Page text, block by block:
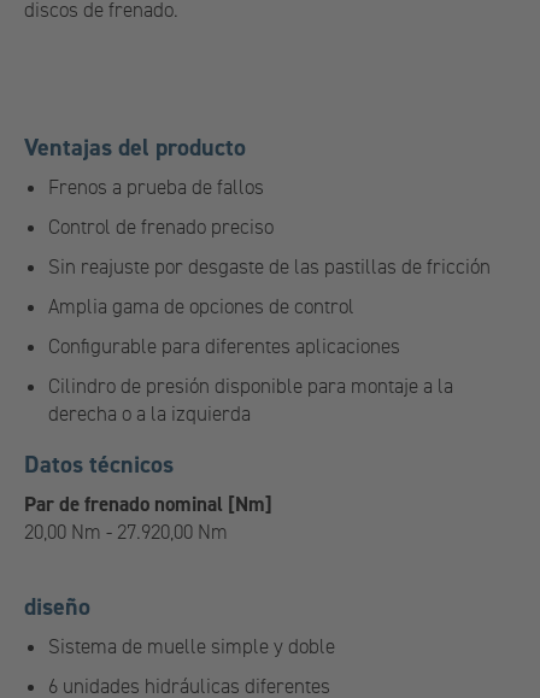
discos de frenado.
Ventajas del producto
Frenos a prueba de fallos
Control de frenado preciso
Sin reajuste por desgaste de las pastillas de fricción
Amplia gama de opciones de control
Configurable para diferentes aplicaciones
Cilindro de presión disponible para montaje a la
derecha o a la izquierda
Datos técnicos
Par de frenado nominal [Nm]
20,00 Nm - 27.920,00 Nm
diseño
Sistema de muelle simple y doble
6 unidades hidráulicas diferentes